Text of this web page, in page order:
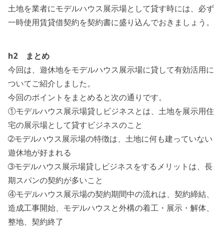
土地を業者にモデルハウス展示場として貸す時には、必ず
一時使用賃貸借契約を契約書に盛り込んでおきましょう。
h2 まとめ
今回は、遊休地をモデルハウス展示場に貸して有効活用に
ついてご紹介しました。
今回のポイントをまとめると次の通りです。
①モデルハウス展示場貸しビジネスとは、土地を展示用住
宅の展示場として貸すビジネスのこと
➁モデルハウス展示場の特徴は、土地に何も建っていない
遊休地が好まれる
➂モデルハウス展示場貸しビジネスをするメリットは、長
期スパンの契約が多いこと
④モデルハウス展示場の契約期間中の流れは、契約締結、
造成工事開始、モデルハウスと外構の着工・展示・解体、
整地、契約終了